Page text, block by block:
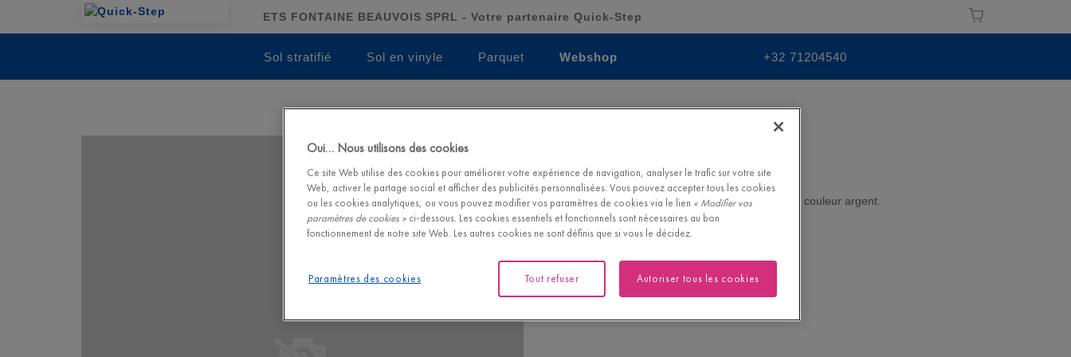
ETS FONTAINE BEAUVOIS SPRL - Votre partenaire Quick-Step
Sol stratifié Sol en vinyle Parquet Webshop +32 71204540
BASIC SILVER |QSUDLBS15
Mousse de polyéthylène avec pare-vapeur intégré couleur argent.
Oui… Nous utilisons des cookies
Ce site Web utilise des cookies pour améliorer votre expérience de navigation, analyser le trafic sur votre site
Web, activer le partage social et afficher des publicités personnalisées. Vous pouvez accepter tous les cookies
ou les cookies analytiques, ou vous pouvez modifier vos paramètres de cookies via le lien « Modifier vos
paramètres de cookies » ci-dessous. Les cookies essentiels et fonctionnels sont nécessaires au bon
fonctionnement de notre site Web. Les autres cookies ne sont définis que si vous le décidez.
Paramètres des cookies Tout refuser Autoriser tous les cookies